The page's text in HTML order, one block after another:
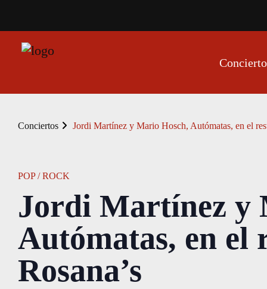
Conciertos Jordi Martínez y Mario Hosch, Autómatas, en el
POP / ROCK
Jordi Martínez y
Autómatas, en el
Rosana’s